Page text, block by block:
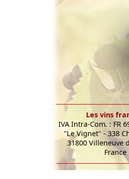
Les vins
IVA Intra-Com. : FR
"Le Vignet" - 338
31800 Villeneuve
France